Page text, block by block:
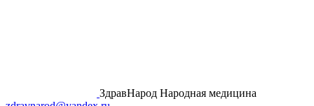
ЗдравНарод Народная медицина